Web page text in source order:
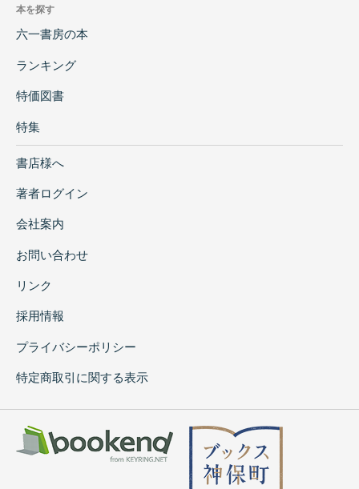
本を探す
六一書房の本
ランキング
特価図書
特集
書店様へ
著者ログイン
会社案内
お問い合わせ
リンク
採用情報
プライバシーポリシー
特定商取引に関する表示